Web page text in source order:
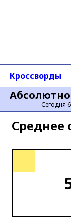
Сегодня 6
Кроссворды
Среднее